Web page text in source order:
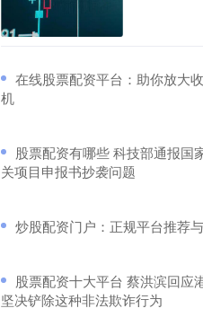
在线股票配资平台：助你放大
机
股票配资有哪些 科技部通报国
关项目申报书抄袭问题
炒股配资门户：正规平台推荐
股票配资十大平台 蔡洪滨回应
坚决铲除这种非法欺诈行为